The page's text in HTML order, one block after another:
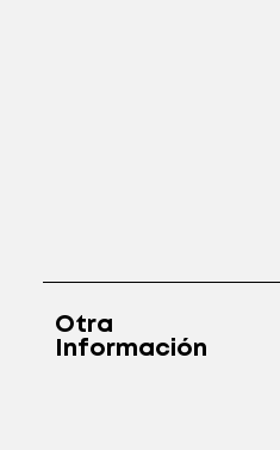
Otra
Información